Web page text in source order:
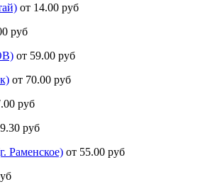
от 14.00 руб
руб
от 59.00 руб
от 70.00 руб
руб
руб
Раменское) от 55.00 руб